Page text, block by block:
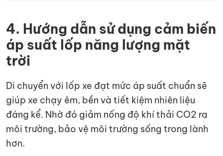
4. Hướng dẫn sử dụng cảm biến
áp suất lốp năng lượng mặt
trời
Di chuyển với lốp xe đạt mức áp suất chuẩn sẽ
giúp xe chạy êm, bền và tiết kiệm nhiên liệu
đáng kể. Nhờ đó giảm nống độ khí thải CO2 ra
môi trường, bảo vệ môi trường sống trong lành
hơn.